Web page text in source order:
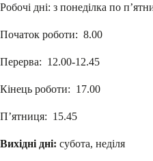
Робочі дні: з понеділка по
Початок роботи: 8.00
Перерва: 12.00-12.45
Кінець роботи: 17.00
П’ятниця: 15.45
Вихідні дні: субота, неділя